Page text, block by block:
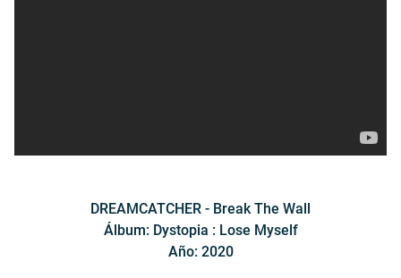
DREAMCATCHER - Break The Wall
Álbum: Dystopia : Lose Myself
Año: 2020